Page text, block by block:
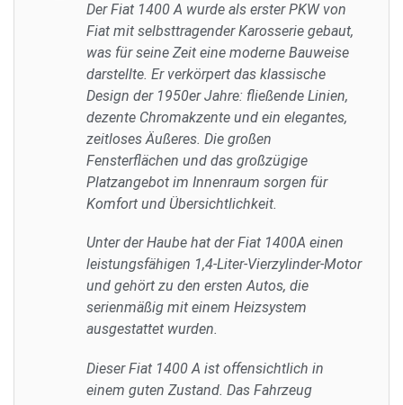
Der Fiat 1400 A wurde als erster PKW von
Fiat mit selbsttragender Karosserie gebaut,
was für seine Zeit eine moderne Bauweise
darstellte. Er verkörpert das klassische
Design der 1950er Jahre: fließende Linien,
dezente Chromakzente und ein elegantes,
zeitloses Äußeres. Die großen
Fensterflächen und das großzügige
Platzangebot im Innenraum sorgen für
Komfort und Übersichtlichkeit.
Unter der Haube hat der Fiat 1400A einen
leistungsfähigen 1,4-Liter-Vierzylinder-Motor
und gehört zu den ersten Autos, die
serienmäßig mit einem Heizsystem
ausgestattet wurden.
Dieser Fiat 1400 A ist offensichtlich in
einem guten Zustand. Das Fahrzeug